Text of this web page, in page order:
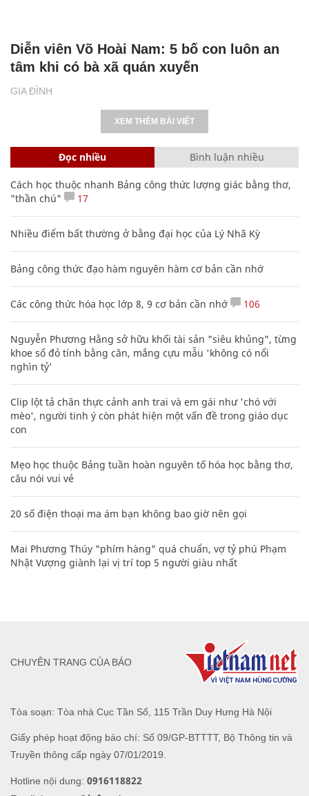
GIA ĐÌNH
Diễn viên Võ Hoài Nam: 5 bố con luôn an
tâm khi có bà xã quán xuyến
XEM THÊM BÀI VIẾT
Đọc nhiều Bình luận nhiều
Cách học thuộc nhanh Bảng công thức lượng giác bằng thơ,
"thần chú"
17
Nhiều điểm bất thường ở bằng đại học của Lý Nhã Kỳ
Bảng công thức đạo hàm nguyên hàm cơ bản cần nhớ
Các công thức hóa học lớp 8, 9 cơ bản cần nhớ 106
Nguyễn Phương Hằng sở hữu khối tài sản "siêu khủng", từng
khoe sổ đỏ tính bằng cân, mắng cựu mẫu 'không có nổi
nghìn tỷ'
Clip lột tả chân thực cảnh anh trai và em gái như 'chó với
mèo', người tinh ý còn phát hiện một vấn đề trong giáo dục
con
Mẹo học thuộc Bảng tuần hoàn nguyên tố hóa học bằng thơ,
câu nói vui vẻ
20 số điện thoại ma ám bạn không bao giờ nên gọi
Mai Phương Thúy "phím hàng" quá chuẩn, vợ tỷ phú Phạm
Nhật Vượng giành lại vị trí top 5 người giàu nhất
Tòa soạn: Tòa nhà Cục Tần Số, 115 Trần Duy Hưng Hà Nội
Giấy phép hoạt động báo chí: Số 09/GP-BTTTT, Bộ Thông tin và
Truyền thông cấp ngày 07/01/2019.
Hotline nội dung: 0916118822
CHUYÊN TRANG CỦA BÁO